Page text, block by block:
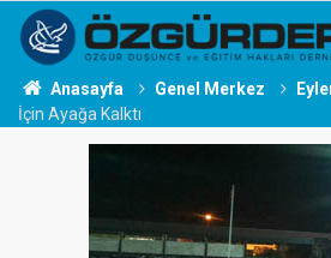
Anasayfa Genel Merkez
İçin Ayağa Kalktı